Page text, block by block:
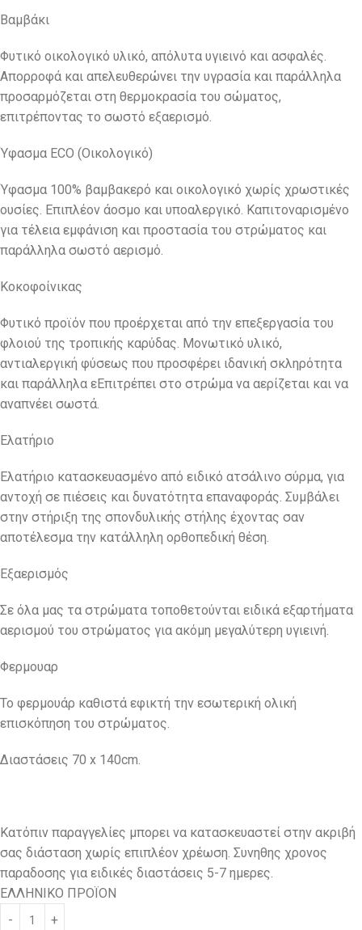
Βαμβάκι
Φυτικό οικολογικό υλικό, απόλυτα υγιεινό και ασφαλές.
Απορροφά και απελευθερώνει την υγρασία και παράλληλα
προσαρμόζεται στη θερμοκρασία του σώματος,
επιτρέποντας το σωστό εξαερισμό.
Ύφασμα ECO (Οικολογικό)
Ύφασμα 100% βαμβακερό και οικολογικό χωρίς χρωστικές
ουσίες. Επιπλέον άοσμο και υποαλεργικό. Καπιτοναρισμένο
για τέλεια εμφάνιση και προστασία του στρώματος και
παράλληλα σωστό αερισμό.
Κοκοφοίνικας
Φυτικό προϊόν που προέρχεται από την επεξεργασία του
φλοιού της τροπικής καρύδας. Μονωτικό υλικό,
αντιαλεργική φύσεως που προσφέρει ιδανική σκληρότητα
και παράλληλα εEπιτρέπει στο στρώμα να αερίζεται και να
αναπνέει σωστά.
Ελατήριο
Ελατήριο κατασκευασμένο από ειδικό ατσάλινο σύρμα, για
αντοχή σε πιέσεις και δυνατότητα επαναφοράς. Συμβάλει
στην στήριξη της σπονδυλικής στήλης έχοντας σαν
αποτέλεσμα την κατάλληλη ορθοπεδική θέση.
Εξαερισμός
Σε όλα μας τα στρώματα τοποθετούνται ειδικά εξαρτήματα
αερισμού του στρώματος για ακόμη μεγαλύτερη υγιεινή.
Φερμουαρ
Το φερμουάρ καθιστά εφικτή την εσωτερική ολική
επισκόπηση του στρώματος.
Διαστάσεις 70 x 140cm.
Κατόπιν παραγγελίες μπορει να κατασκευαστεί στην ακριβή
σας διάσταση χωρίς επιπλέον χρέωση. Συνηθης χρονος
παραδοσης για ειδικές διαστάσεις 5-7 ημερες.
ΕΛΛΗΝΙΚΟ ΠΡΟΪΟΝ